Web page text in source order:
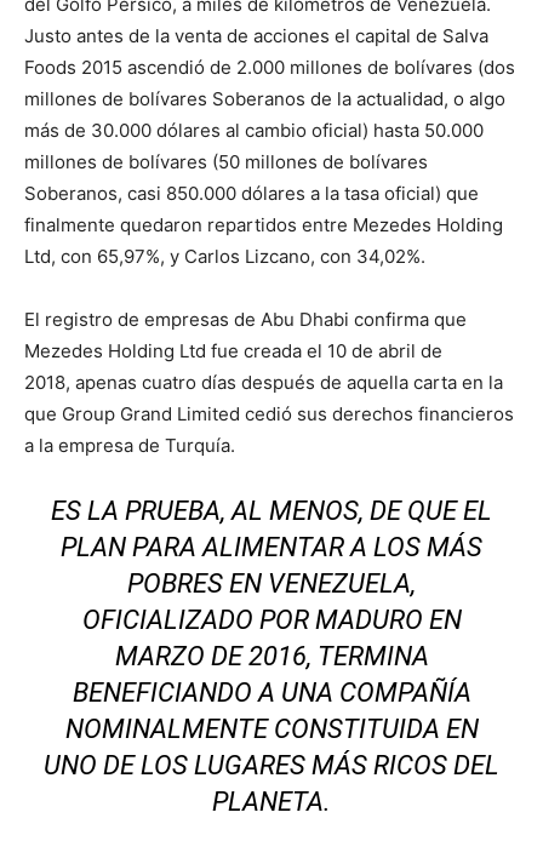
del Golfo Pérsico, a miles de kilómetros de Venezuela.
Justo antes de la venta de acciones el capital de Salva
Foods 2015 ascendió de 2.000 millones de bolívares (dos
millones de bolívares Soberanos de la actualidad, o algo
más de 30.000 dólares al cambio oficial) hasta 50.000
millones de bolívares (50 millones de bolívares
Soberanos, casi 850.000 dólares a la tasa oficial) que
finalmente quedaron repartidos entre Mezedes Holding
Ltd, con 65,97%, y Carlos Lizcano, con 34,02%.
El registro de empresas de Abu Dhabi confirma que
Mezedes Holding Ltd fue creada el 10 de abril de
2018, apenas cuatro días después de aquella carta en la
que Group Grand Limited cedió sus derechos financieros
a la empresa de Turquía.
ES LA PRUEBA, AL MENOS, DE QUE EL
PLAN PARA ALIMENTAR A LOS MÁS
POBRES EN VENEZUELA,
OFICIALIZADO POR MADURO EN
MARZO DE 2016, TERMINA
BENEFICIANDO A UNA COMPAÑÍA
NOMINALMENTE CONSTITUIDA EN
UNO DE LOS LUGARES MÁS RICOS DEL
PLANETA.